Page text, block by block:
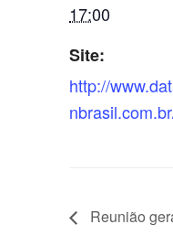
17:00
Site:
http://
Reunião